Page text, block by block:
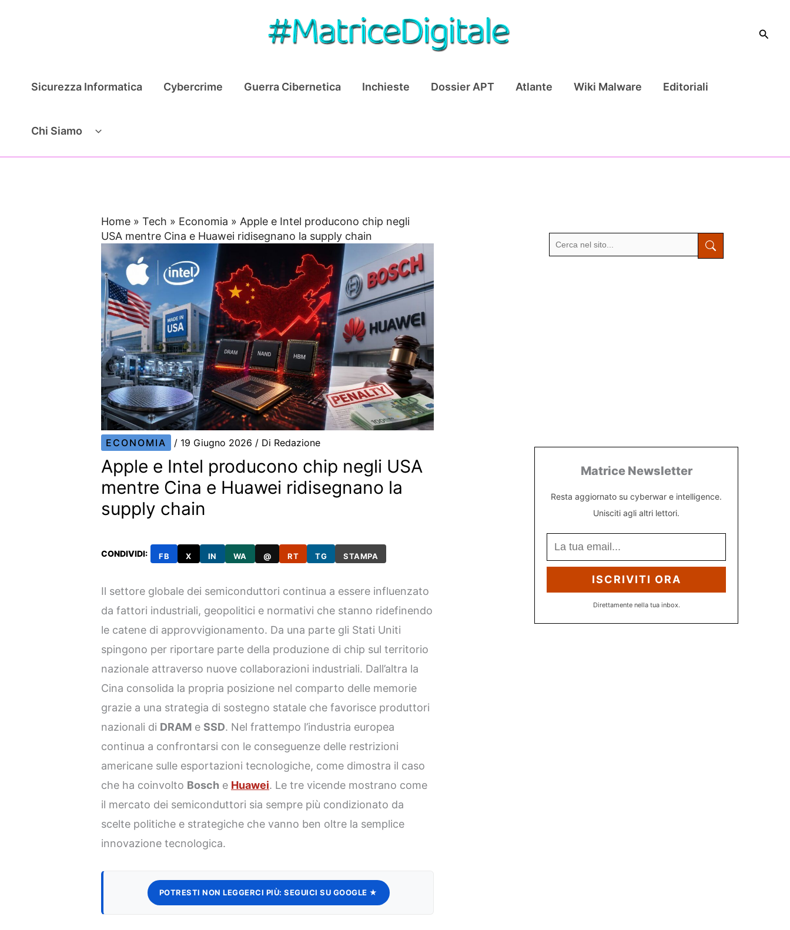
Cerca
Sicurezza Informatica Cybercrime Guerra Cibernetica Inchieste Dossier APT Atlante Wiki Malware Editoriali
Chi Siamo
Home »Tech » Economia » Apple e Intel producono chip negli
USA mentre Cina e Huawei ridisegnano la supply chain
ECONOMIA / 19 Giugno 2026 / Di Redazione
Apple e Intel producono chip negli USA
mentre Cina e Huawei ridisegnano la
supply chain
CONDIVIDI: FB X IN WA @ RT TG STAMPA
Il settore globale dei semiconduttori continua a essere influenzato
da fattori industriali, geopolitici e normativi che stanno ridefinendo
le catene di approvvigionamento. Da una parte gli Stati Uniti
spingono per riportare parte della produzione di chip sul territorio
nazionale attraverso nuove collaborazioni industriali. Dall’altra la
Cina consolida la propria posizione nel comparto delle memorie
grazie a una strategia di sostegno statale che favorisce produttori
nazionali di DRAM e SSD. Nel frattempo l’industria europea
continua a confrontarsi con le conseguenze delle restrizioni
americane sulle esportazioni tecnologiche, come dimostra il caso
che ha coinvolto Bosch e Huawei. Le tre vicende mostrano come
il mercato dei semiconduttori sia sempre più condizionato da
scelte politiche e strategiche che vanno ben oltre la semplice
innovazione tecnologica.
POTRESTI NON LEGGERCI PIÙ: SEGUICI SU GOOGLE ★
Matrice Newsletter
Resta aggiornato su cyberwar e intelligence.
Unisciti agli altri lettori.
ISCRIVITI ORA
Direttamente nella tua inbox.